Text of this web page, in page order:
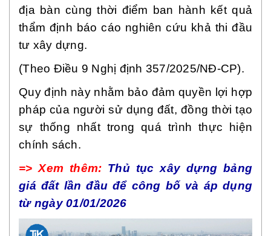
địa bàn cùng thời điểm ban hành kết quả
thẩm định báo cáo nghiên cứu khả thi đầu
tư xây dựng.
(Theo Điều 9 Nghị định 357/2025/NĐ-CP).
Quy định này nhằm bảo đảm quyền lợi hợp
pháp của người sử dụng đất, đồng thời tạo
sự thống nhất trong quá trình thực hiện
chính sách.
=> Xem thêm: Thủ tục xây dựng bảng
giá đất lần đầu để công bố và áp dụng
từ ngày 01/01/2026